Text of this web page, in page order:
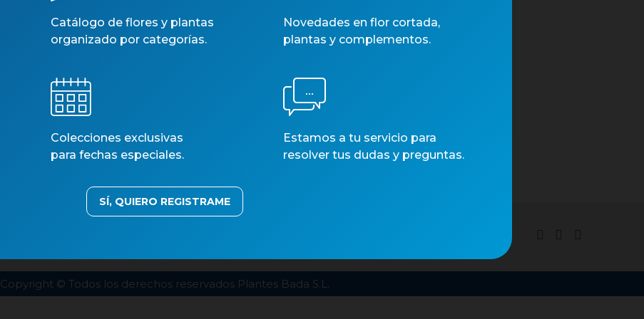
Copyright © Todos los derechos reservados Plantes Bada S.L.
Catálogo de flores y plantas
organizado por categorías.
Novedades en flor cortada,
plantas y complementos.
Colecciones exclusivas
para fechas especiales.
Estamos a tu servicio para
resolver tus dudas y preguntas.
SÍ, QUIERO REGISTRAME